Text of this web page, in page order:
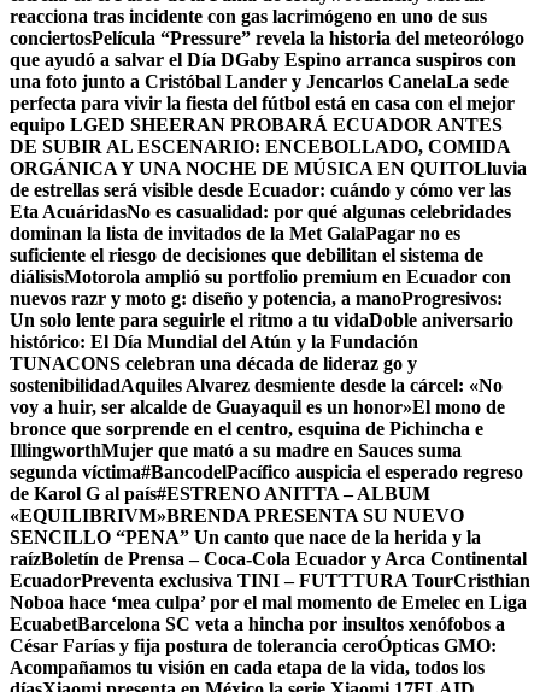
reacciona tras incidente con gas lacrimógeno en uno de sus
conciertosPelícula “Pressure” revela la historia del meteorólogo
que ayudó a salvar el Día DGaby Espino arranca suspiros con
una foto junto a Cristóbal Lander y Jencarlos CanelaLa sede
perfecta para vivir la fiesta del fútbol está en casa con el mejor
equipo LGED SHEERAN PROBARÁ ECUADOR ANTES
DE SUBIR AL ESCENARIO: ENCEBOLLADO, COMIDA
ORGÁNICA Y UNA NOCHE DE MÚSICA EN QUITOLluvia
de estrellas será visible desde Ecuador: cuándo y cómo ver las
Eta AcuáridasNo es casualidad: por qué algunas celebridades
dominan la lista de invitados de la Met GalaPagar no es
suficiente el riesgo de decisiones que debilitan el sistema de
diálisisMotorola amplió su portfolio premium en Ecuador con
nuevos razr y moto g: diseño y potencia, a manoProgresivos:
Un solo lente para seguirle el ritmo a tu vidaDoble aniversario
histórico: El Día Mundial del Atún y la Fundación
TUNACONS celebran una década de lideraz go y
sostenibilidadAquiles Alvarez desmiente desde la cárcel: «No
voy a huir, ser alcalde de Guayaquil es un honor»El mono de
bronce que sorprende en el centro, esquina de Pichincha e
IllingworthMujer que mató a su madre en Sauces suma
segunda víctima#BancodelPacífico auspicia el esperado regreso
de Karol G al país#ESTRENO ANITTA – ALBUM
«EQUILIBRIVM»BRENDA PRESENTA SU NUEVO
SENCILLO “PENA” Un canto que nace de la herida y la
raízBoletín de Prensa – Coca-Cola Ecuador y Arca Continental
EcuadorPreventa exclusiva TINI – FUTTTURA TourCristhian
Noboa hace ‘mea culpa’ por el mal momento de Emelec en Liga
EcuabetBarcelona SC veta a hincha por insultos xenófobos a
César Farías y fija postura de tolerancia ceroÓpticas GMO:
Acompañamos tu visión en cada etapa de la vida, todos los